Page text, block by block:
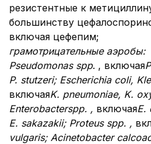
резистентные к
большинству
включая цефепим;
грамотрицательные аэробы:
Pseudomonasѕрр. , включая
P. stutzeri; Escherichia coli,
включаяK. pneumoniae, K.
Enterobacterѕрр. , включаяE.
E. sakazakii; Proteusѕрр. ,
vulgaris; Acinetobacter